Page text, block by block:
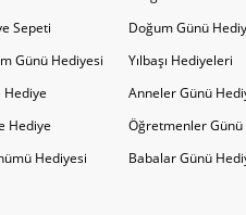
Sepeti
Günü Hediyesi
Hediye
Hediye
Hediyesi
Doğum Günü
Yılbaşı Hediyeleri
Anneler Günü
Öğretmenler Günü
Babalar Günü